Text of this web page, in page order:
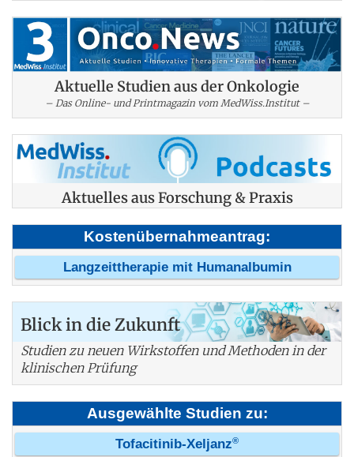
Aktuelle Studien aus der Onkologie
– Das Online- und Printmagazin vom MedWiss.Institut –
Aktuelles aus Forschung & Praxis
Kostenübernahmeantrag:
Langzeittherapie mit Humanalbumin
Blick in die Zukunft
Studien zu neuen Wirkstoffen und Methoden in der
klinischen Prüfung
Ausgewählte Studien zu:
Tofacitinib-Xeljanz®